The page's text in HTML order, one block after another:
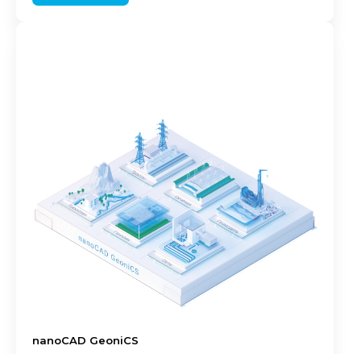
nanoCAD GeoniCS